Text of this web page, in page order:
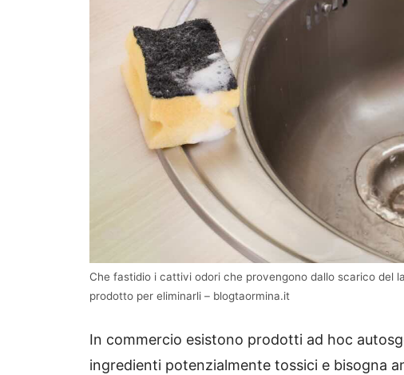
Che fastidio i cattivi odori che provengono dallo scarico del
prodotto per eliminarli – blogtaormina.it
In commercio esistono prodotti ad hoc
ingredienti potenzialmente tossici e bisogna